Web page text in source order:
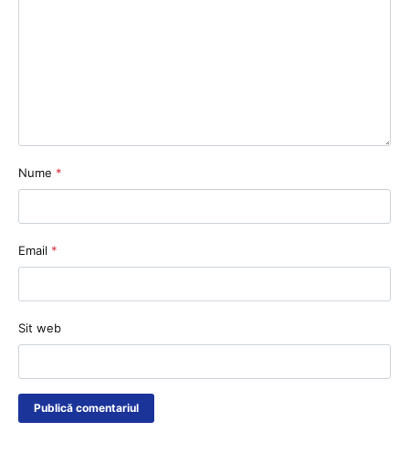
Nume *
Email *
Sit web